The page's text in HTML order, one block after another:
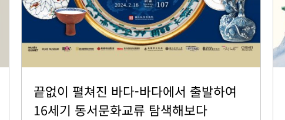
끝없이 펼쳐진 바다-바다에서 출발하여
16세기 동서문화교류 탐색해보다